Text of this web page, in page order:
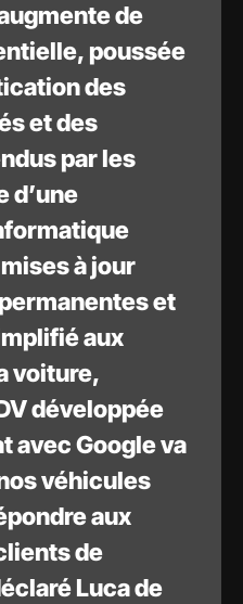
de
poussée
des
et des
par les
d’une
à jour
et
aux
voiture,
développée
avec Google va
véhicules
aux
de
Luca de